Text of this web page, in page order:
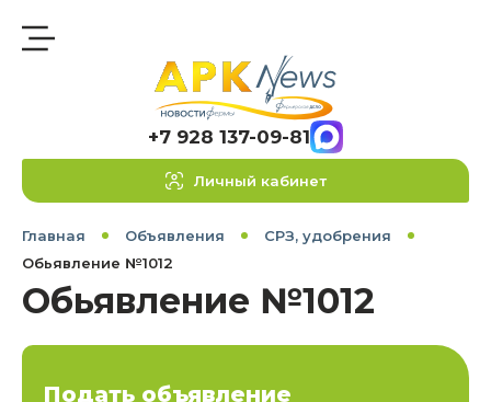
+7 928 137-09-81
Личный кабинет
Главная Объявления
СРЗ, удобрения
Обьявление №1012
Обьявление №1012
Подать объявление